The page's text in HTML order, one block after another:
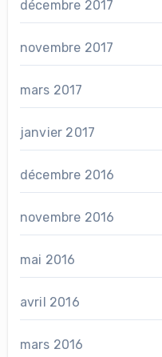
décembre 2017
novembre 2017
mars 2017
janvier 2017
décembre 2016
novembre 2016
mai 2016
avril 2016
mars 2016